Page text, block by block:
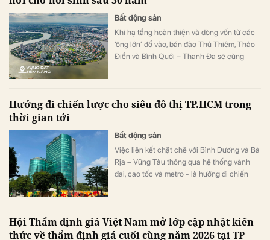
Bất động sản
Khi hạ tầng hoàn thiện và dòng vốn từ các
‘ông lớn’ đổ vào, bán đảo Thủ Thiêm, Thảo
Điền và Bình Quới – Thanh Đa sẽ cùng
Hướng đi chiến lược cho siêu đô thị TP.HCM trong
thời gian tới
Bất động sản
Việc liên kết chặt chẽ với Bình Dương và Bà
Rịa – Vũng Tàu thông qua hệ thống vành
đai, cao tốc và metro - là hướng đi chiến
Hội Thẩm định giá Việt Nam mở lớp cập nhật kiến
thức về thẩm định giá cuối cùng năm 2026 tại TP